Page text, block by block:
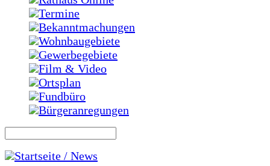
Termine
Bekanntmachungen
Wohnbaugebiete
Gewerbegebiete
Film & Video
Ortsplan
Fundbüro
Bürgeranregungen
Startseite / News